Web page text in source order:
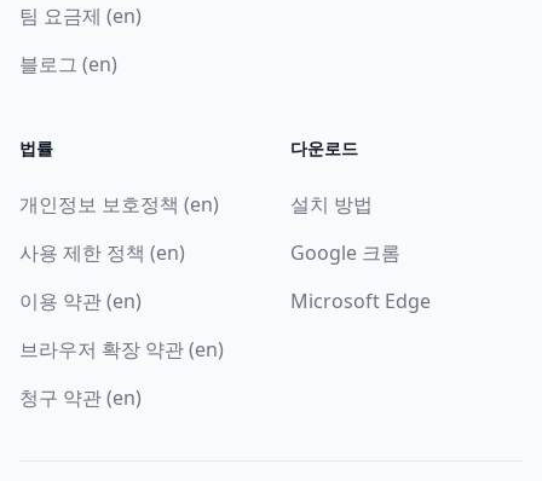
팀 요금제 (en)
블로그 (en)
법률
개인정보 보호정책 (en)
사용 제한 정책 (en)
이용 약관 (en)
브라우저 확장 약관 (en)
청구 약관 (en)
다운로드
설치 방법
Google 크롬
Microsoft Edge